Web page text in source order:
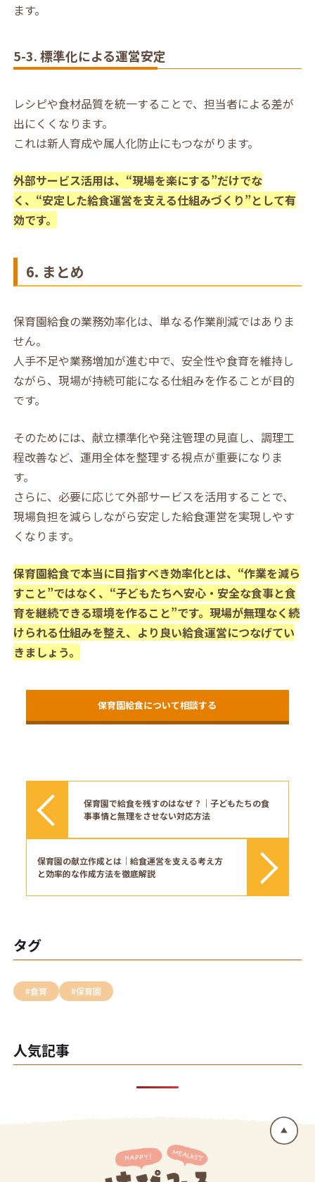
ます。
5-3. 標準化による運営安定
レシピや食材品質を統一することで、担当者による差が
出にくくなります。
これは新人育成や属人化防止にもつながります。
外部サービス活用は、“現場を楽にする”だけでな
く、“安定した給食運営を支える仕組みづくり”として有
効です。
6. まとめ
保育園給食の業務効率化は、単なる作業削減ではありま
せん。
人手不足や業務増加が進む中で、安全性や食育を維持し
ながら、現場が持続可能になる仕組みを作ることが目的
です。
そのためには、献立標準化や発注管理の見直し、調理工
程改善など、運用全体を整理する視点が重要になりま
す。
さらに、必要に応じて外部サービスを活用することで、
現場負担を減らしながら安定した給食運営を実現しやす
くなります。
保育園給食で本当に目指すべき効率化とは、“作業を減ら
すこと”ではなく、“子どもたちへ安心・安全な食事と食
育を継続できる環境を作ること”です。現場が無理なく続
けられる仕組みを整え、より良い給食運営につなげてい
きましょう。
保育園給食について相談する
保育園で給食を残すのはなぜ？｜子どもたちの食
事事情と無理をさせない対応方法
保育園の献立作成とは｜給食運営を支える考え方
と効率的な作成方法を徹底解説
タグ
#食育 #保育園
人気記事